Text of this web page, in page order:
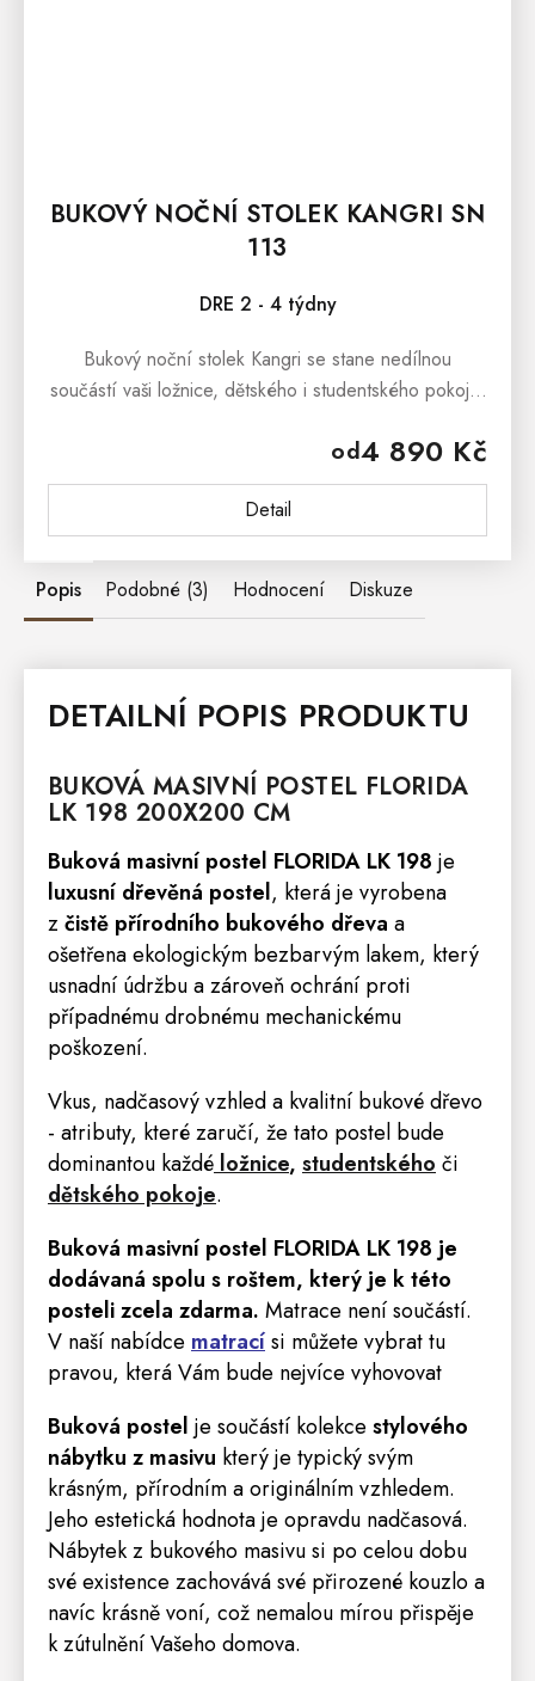
BUKOVÝ NOČNÍ STOLEK KANGRI SN
113
DRE 2 - 4 týdny
od4 890 Kč
Detail
Bukový noční stolek Kangri se stane nedílnou
součástí vaši ložnice, dětského i studentského pokoje.
postele, na věci,...
Popis Podobné (3) Hodnocení Diskuze
DETAILNÍ POPIS PRODUKTU
BUKOVÁ MASIVNÍ POSTEL FLORIDA
LK 198 200X200 CM
Buková masivní postel FLORIDA LK 198 je
luxusní dřevěná postel, která je vyrobena
z čistě přírodního bukového dřeva a
ošetřena ekologickým bezbarvým lakem, který
usnadní údržbu a zároveň ochrání proti
případnému drobnému mechanickému
poškození.
Vkus, nadčasový vzhled a kvalitní bukové dřevo
- atributy, které zaručí, že tato postel bude
dominantou každé ložnice, studentského či
dětského pokoje.
Buková masivní postel FLORIDA LK 198 je
dodávaná spolu s roštem, který je k této
posteli zcela zdarma. Matrace není součástí.
V naší nabídce matracísi můžete vybrat tu
pravou, která Vám bude nejvíce vyhovovat
Buková postel je součástí kolekce stylového
nábytku z masivu který je typický svým
krásným, přírodním a originálním vzhledem.
Jeho estetická hodnota je opravdu nadčasová.
Nábytek z bukového masivu si po celou dobu
své existence zachovává své přirozené kouzlo a
navíc krásně voní, což nemalou mírou přispěje
k zútulnění Vašeho domova.